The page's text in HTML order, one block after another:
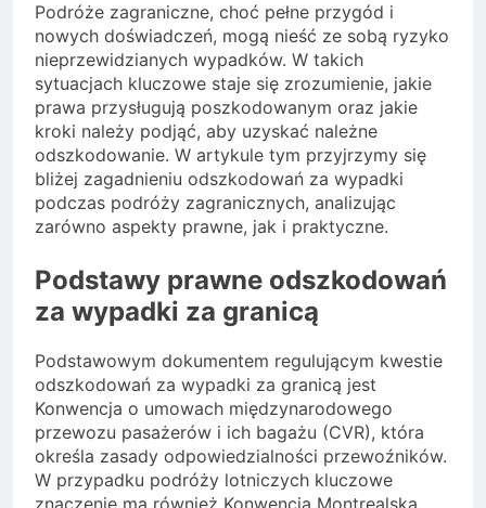
Podróże zagraniczne, choć pełne przygód i
nowych doświadczeń, mogą nieść ze sobą ryzyko
nieprzewidzianych wypadków. W takich
sytuacjach kluczowe staje się zrozumienie, jakie
prawa przysługują poszkodowanym oraz jakie
kroki należy podjąć, aby uzyskać należne
odszkodowanie. W artykule tym przyjrzymy się
bliżej zagadnieniu odszkodowań za wypadki
podczas podróży zagranicznych, analizując
zarówno aspekty prawne, jak i praktyczne.
Podstawy prawne odszkodowań
za wypadki za granicą
Podstawowym dokumentem regulującym kwestie
odszkodowań za wypadki za granicą jest
Konwencja o umowach międzynarodowego
przewozu pasażerów i ich bagażu (CVR), która
określa zasady odpowiedzialności przewoźników.
W przypadku podróży lotniczych kluczowe